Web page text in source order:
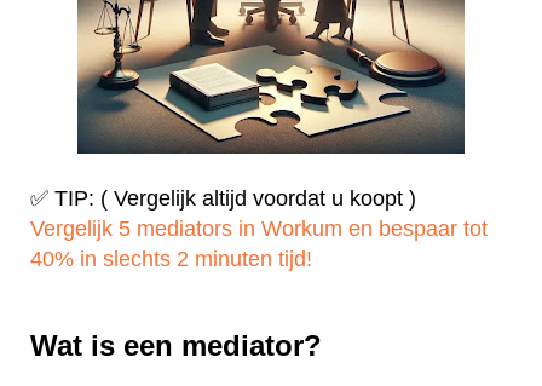
✅ TIP: ( Vergelijk altijd voordat u koopt )
Vergelijk 5 mediators in Workum en bespaar tot
40% in slechts 2 minuten tijd!
Wat is een mediator?